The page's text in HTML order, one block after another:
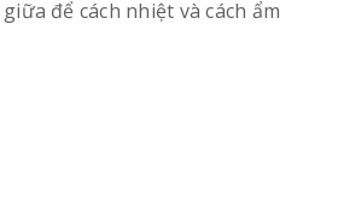
để cách nhiệt và cách ẩm